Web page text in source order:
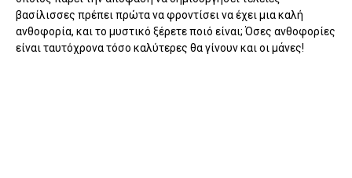
βασίλισσες πρέπει πρώτα να φροντίσει να έχει μια καλή
ανθοφορία, και το μυστικό ξέρετε ποιό είναι; Όσες ανθοφορίες
είναι ταυτόχρονα τόσο καλύτερες θα γίνουν και οι μάνες!